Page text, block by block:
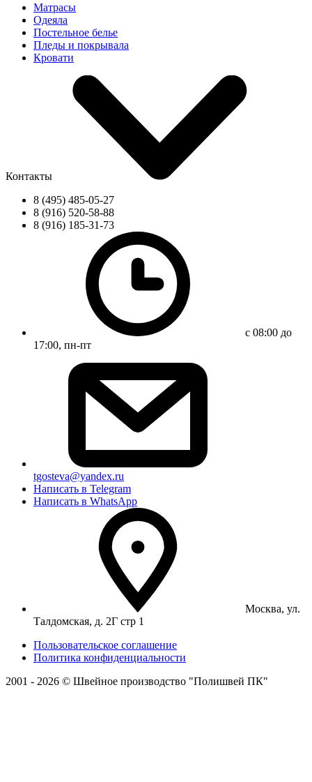
Матрасы
Одеяла
Постельное белье
Пледы и покрывала
Кровати
Контакты
8 (495) 485-05-27
8 (916) 520-58-88
8 (916) 185-31-73
с 08:00 до
17:00, пн-пт
tgosteva@yandex.ru
Написать в Telegram
Написать в WhatsApp
Москва, ул.
Талдомская, д. 2Г стр 1
Пользовательское соглашение
Политика конфиденциальности
2001 - 2026 © Швейное производство "Полишвей ПК"